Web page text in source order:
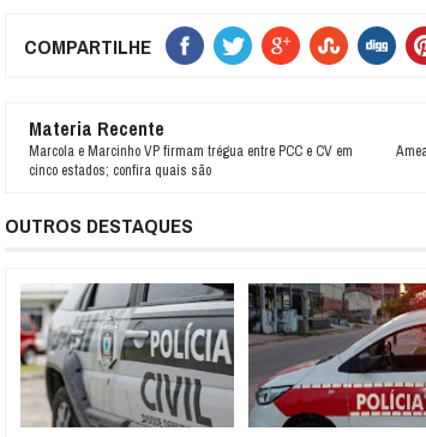
COMPARTILHE
Materia Recente
Marcola e Marcinho VP firmam trégua entre PCC e CV em
cinco estados; confira quais são
OUTROS DESTAQUES